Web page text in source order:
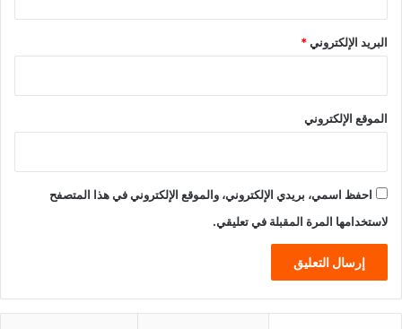
البريد الإلكتروني*
الموقع الإلكتروني
احفظ اسمي، بريدي الإلكتروني، والموقع الإلكتروني في هذا المتصفح
لاستخدامها المرة المقبلة في تعليقي.